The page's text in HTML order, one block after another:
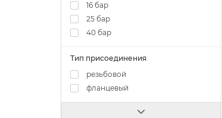
16 бар
25 бар
40 бар
Тип присоединения
резьбовой
фланцевый